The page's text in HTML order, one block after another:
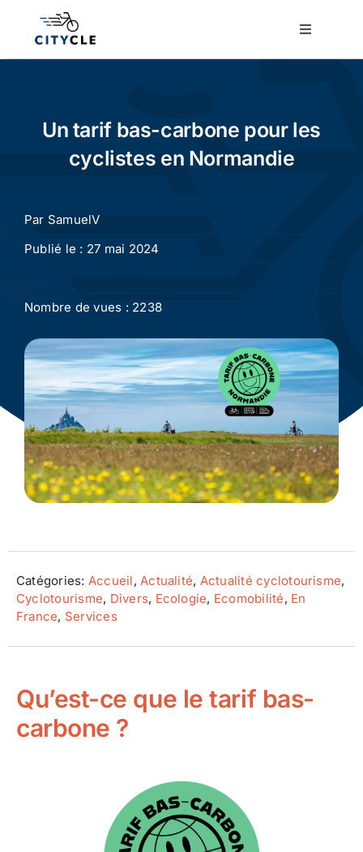
Toggle
Cyclisme urbain
Actualité
Ecologie
Un tarif bas-carbone pour les
cyclistes en Normandie
Par SamuelV
Publié le : 27 mai 2024
Nombre de vues : 2238
Catégories: Accueil, Actualité, Actualité cyclotourisme,
Cyclotourisme, Divers, Ecologie, Ecomobilité, En
France, Services
Qu’est-ce que le tarif bas-
carbone ?